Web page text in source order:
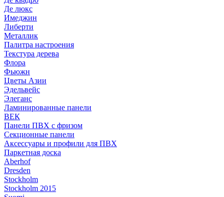
Де люкс
Имеджин
Либерти
Металлик
Палитра настроения
Текстура дерева
Флора
Фьюжн
Цветы Азии
Эдельвейс
Элеганс
Ламинированные панели
ВЕК
Панели ПВХ с фризом
Секционные панели
Аксессуары и профили для ПВХ
Паркетная доска
Aberhof
Dresden
Stockholm
Stockholm 2015